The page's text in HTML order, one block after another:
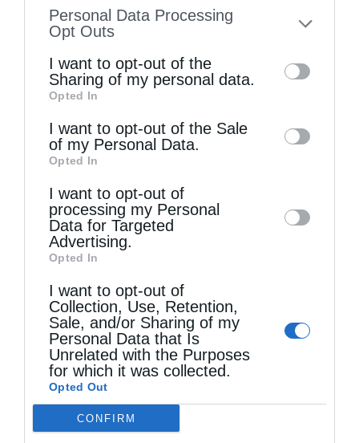
to your opt-out. You may separately opt-out
information by third parties on the IAB’s list
of downstream participants. This
information may also be disclosed by us to
third parties on theIAB’s List of
Downstream Participants
disclose it to other third parties.
Personal Data Processing
Opt Outs
I want to opt-out of the
Sharing of my personal data.
Opted In
I want to opt-out of the Sale
of my Personal Data.
Opted In
I want to opt-out of
processing my Personal
Data for Targeted
Advertising.
Opted In
I want to opt-out of
Collection, Use, Retention,
Sale, and/or Sharing of my
Personal Data that Is
Unrelated with the Purposes
for which it was collected.
Opted Out
CONFIRM
Χειροθεσία Πνευματικού και Οικονόμου στις
Πινακάτες
Μακριά από τον Χριστό
Η Εορτή του Αγίου Καλλινίκου στην Καστοριά